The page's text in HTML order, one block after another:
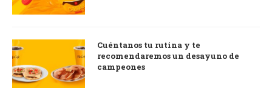
Cuéntanos tu rutina y te
recomendaremos un desayuno de
campeones